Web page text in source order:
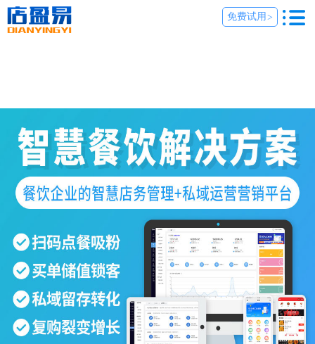
免费试用 >